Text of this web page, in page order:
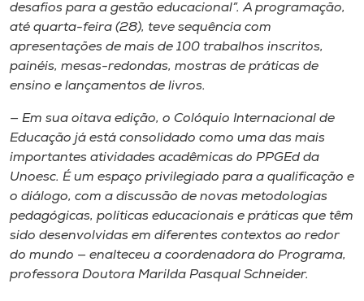
desafios para a gestão educacional”. A programação,
até quarta-feira (28), teve sequência com
apresentações de mais de 100 trabalhos inscritos,
painéis, mesas-redondas, mostras de práticas de
ensino e lançamentos de livros.
— Em sua oitava edição, o Colóquio Internacional de
Educação já está consolidado como uma das mais
importantes atividades acadêmicas do PPGEd da
Unoesc. É um espaço privilegiado para a qualificação e
o diálogo, com a discussão de novas metodologias
pedagógicas, políticas educacionais e práticas que têm
sido desenvolvidas em diferentes contextos ao redor
do mundo — enalteceu a coordenadora do Programa,
professora Doutora Marilda Pasqual Schneider.